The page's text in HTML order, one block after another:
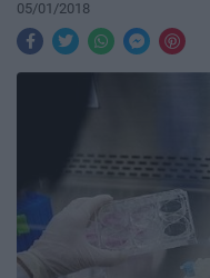
05/01/2018